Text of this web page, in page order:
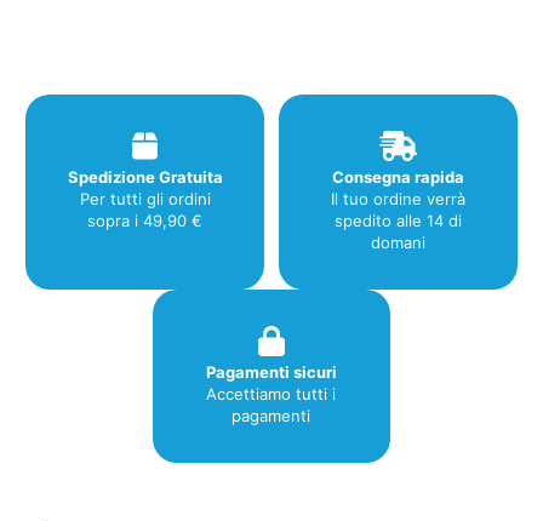
Spedizione Gratuita
Per tutti gli ordini
sopra i 49,90 €
Consegna rapida
Il tuo ordine verrà
spedito alle 14 di
domani
Pagamenti sicuri
Accettiamo tutti i
pagamenti